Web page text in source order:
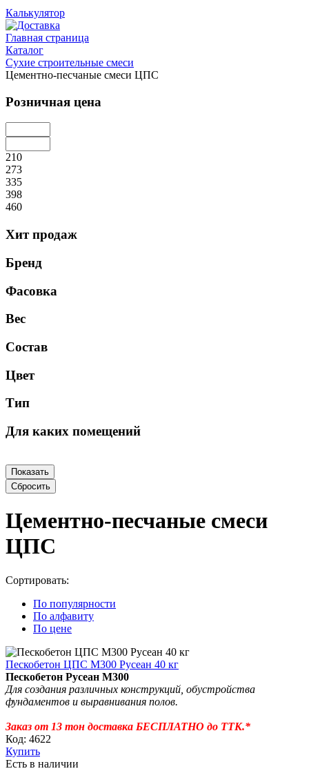
Калькулятор
Главная страница
Каталог
Сухие строительные смеси
Цементно-песчаные смеси ЦПС
Розничная цена
210
273
335
398
460
Хит продаж
Бренд
Фасовка
Вес
Состав
Цвет
Тип
Для каких помещений
Цементно-песчаные смеси
ЦПС
Сортировать:
По популярности
По алфавиту
По цене
Пескобетон ЦПС М300 Русеан 40 кг
Пескобетон Русеан М300
Для создания различных конструкций, обустройства
фундаментов и выравнивания полов.
Заказ от 13 тон доставка БЕСПЛАТНО до ТТК.*
Код: 4622
Купить
Есть в наличии